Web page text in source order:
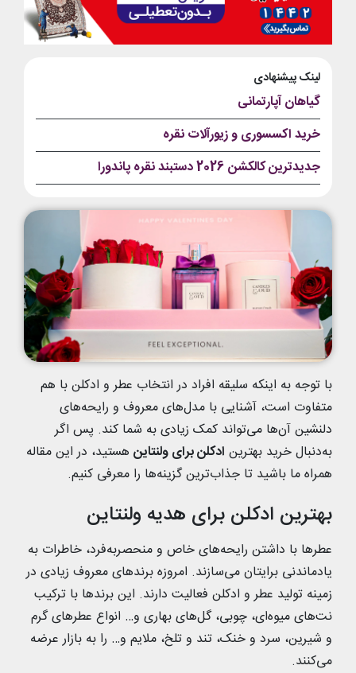
لینک پیشنهادی
گیاهان آپارتمانی
خرید اکسسوری و زیورآلات نقره
جدیدترین کالکشن 2026 دستبند نقره پاندورا
با توجه به اینکه سلیقه افراد در انتخاب عطر و ادکلن با هم
متفاوت است، آشنایی با مدل‌های معروف و رایحه‌های
دلنشین آن‌ها می‌تواند کمک زیادی به شما کند. پس اگر
به‌دنبال خرید بهترین ادکلن برای ولنتاین هستید، در این مقاله
همراه ما باشید تا جذاب‌ترین گزینه‌ها را معرفی کنیم.
بهترین ادکلن برای هدیه ولنتاین
عطر‌ها با داشتن رایحه‌های خاص و منحصربه‌فرد، خاطرات به
یادماندنی برایتان می‌سازند. امروزه برند‌های معروف زیادی در
زمینه تولید عطر و ادکلن فعالیت دارند. این برند‌ها با ترکیب
نت‌های میوه‌ای، چوبی، گل‌های بهاری و… انواع عطر‌های گرم
و شیرین، سرد و خنک، تند و تلخ، ملایم و… را به بازار عرضه
می‌کنند.